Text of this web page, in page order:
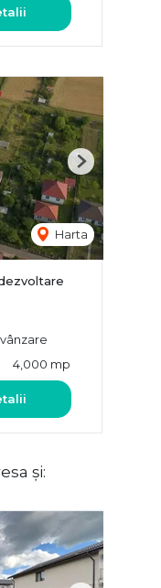
Harta
Next
4,000 mp
și: